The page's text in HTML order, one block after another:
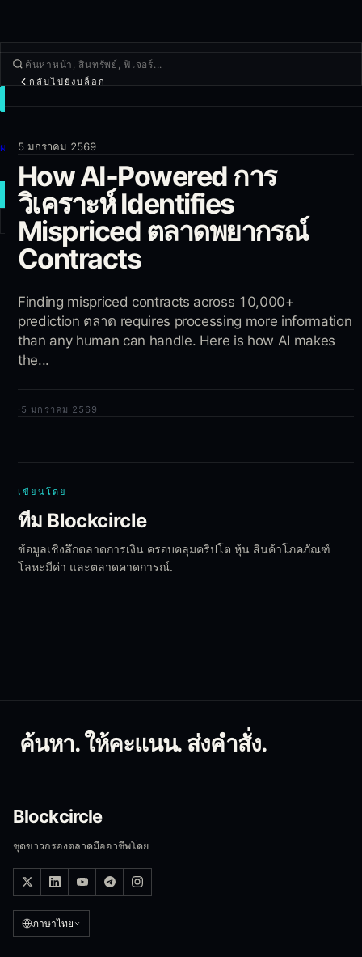
ผลิตภัณฑ์
เพิ่มเติม
เทรดใหม่
เข้าสู่ระบบ สมัครใช้งาน
กลับไปยังบล็อก
5 มกราคม 2569
How AI-Powered การ
วิเคราะห์ Identifies
Mispriced ตลาดพยากรณ์
Contracts
Finding mispriced contracts across 10,000+
prediction ตลาด requires processing more information
than any human can handle. Here is how AI makes
the...
· 5 มกราคม 2569
เขียนโดย
ทีม Blockcircle
ข้อมูลเชิงลึกตลาดการเงิน ครอบคลุมคริปโต หุ้น สินค้าโภคภัณฑ์
โลหะมีค่า และตลาดคาดการณ์.
ค้นหา. ให้คะแนน. ส่งคำสั่ง.
Blockcircle
ชุดข่าวกรองตลาดมืออาชีพโดย
ภาษาไทย